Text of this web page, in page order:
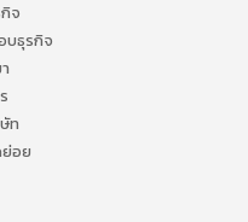
จ
บธุรกิจ
ท
อย